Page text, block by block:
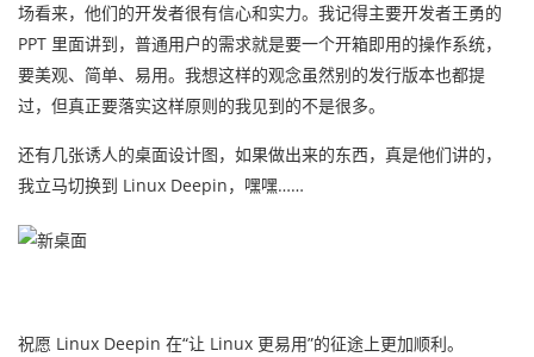
场看来，他们的开发者很有信心和实力。我记得主要开发者王勇的
PPT 里面讲到，普通用户的需求就是要一个开箱即用的操作系统，
要美观、简单、易用。我想这样的观念虽然别的发行版本也都提
过，但真正要落实这样原则的我见到的不是很多。
还有几张诱人的桌面设计图，如果做出来的东西，真是他们讲的，
我立马切换到 Linux Deepin，嘿嘿……
祝愿 Linux Deepin 在“让 Linux 更易用”的征途上更加顺利。